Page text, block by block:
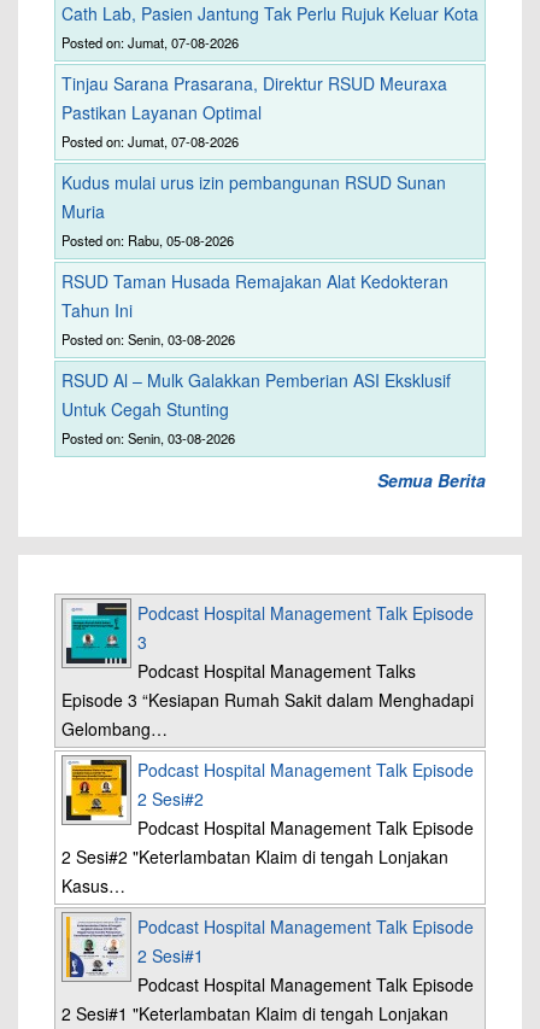
Cath Lab, Pasien Jantung Tak Perlu Rujuk Keluar Kota
Posted on: Jumat, 07-08-2026
Tinjau Sarana Prasarana, Direktur RSUD Meuraxa
Pastikan Layanan Optimal
Posted on: Jumat, 07-08-2026
Kudus mulai urus izin pembangunan RSUD Sunan
Muria
Posted on: Rabu, 05-08-2026
RSUD Taman Husada Remajakan Alat Kedokteran
Tahun Ini
Posted on: Senin, 03-08-2026
RSUD Al – Mulk Galakkan Pemberian ASI Eksklusif
Untuk Cegah Stunting
Posted on: Senin, 03-08-2026
Semua Berita
Podcast Hospital Management Talk Episode
3
Podcast Hospital Management Talks
Episode 3 “Kesiapan Rumah Sakit dalam Menghadapi
Gelombang…
Podcast Hospital Management Talk Episode
2 Sesi#2
Podcast Hospital Management Talk Episode
2 Sesi#2 "Keterlambatan Klaim di tengah Lonjakan
Kasus…
Podcast Hospital Management Talk Episode
2 Sesi#1
Podcast Hospital Management Talk Episode
2 Sesi#1 "Keterlambatan Klaim di tengah Lonjakan